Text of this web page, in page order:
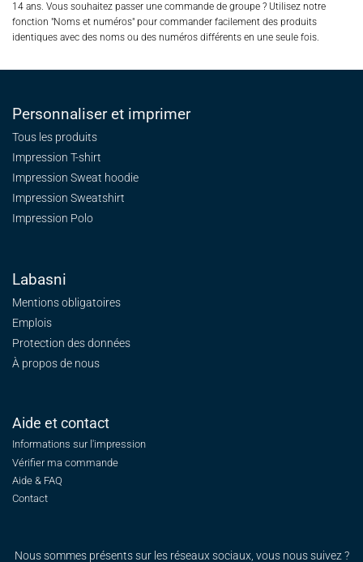
14 ans. Vous souhaitez passer une commande de groupe ? Utilisez notre
fonction "Noms et numéros" pour commander facilement des produits
identiques avec des noms ou des numéros différents en une seule fois.
Personnaliser et imprimer
Tous les produits
Impression T-shirt
Impression Sweat hoodie
Impression Sweatshirt
Impression Polo
Labasni
Mentions obligatoires
Emplois
Protection des données
À propos de nous
Aide et contact
Informations sur l'impression
Vérifier ma commande
Aide & FAQ
Contact
Nous sommes présents sur les réseaux sociaux, vous nous suivez ?